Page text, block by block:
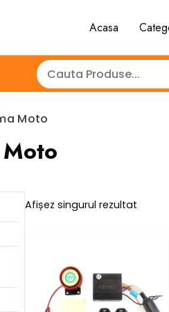
Acasa
Moto
Afișez singurul rezultat